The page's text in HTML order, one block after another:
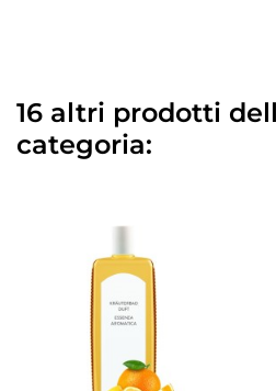
16 altri prodotti
categoria: